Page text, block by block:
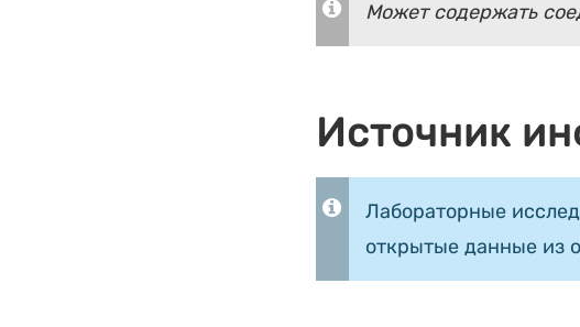
Может содержать
Источник
Лабораторные
открытые данные из